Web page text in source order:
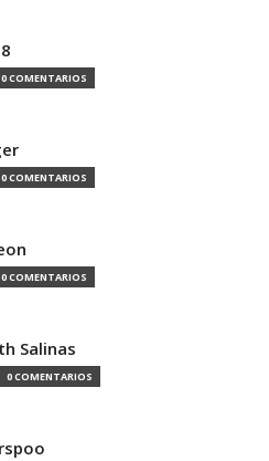
0 COMENTARIOS
0 COMENTARIOS
0 COMENTARIOS
Salinas
0 COMENTARIOS